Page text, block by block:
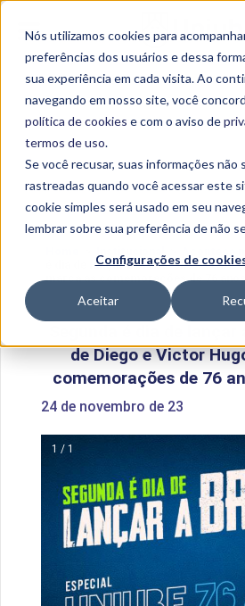
Nós utilizamos cookies para
preferências dos usuários e dessa
sua experiência em cada visita. Ao
navegando em nosso site, você
política de cookies e com o aviso de
termos de uso.
Se você recusar, suas informações não
rastreadas quando você acessar este
cookie simples será usado em seu
lembrar sobre sua preferência de não
Configurações de
Aceitar
é dia de lançar a braba: show de
marca as comemorações de 76
Segunda é dia de
de Diego e Victor
comemorações de 76
24 de novembro de 23
1 / 1